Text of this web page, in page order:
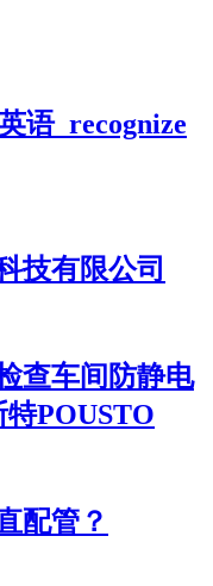
语_recognize
技有限公司
查车间防静电
POUSTO
配管？